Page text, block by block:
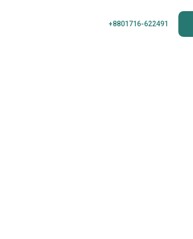
+8801716-622491